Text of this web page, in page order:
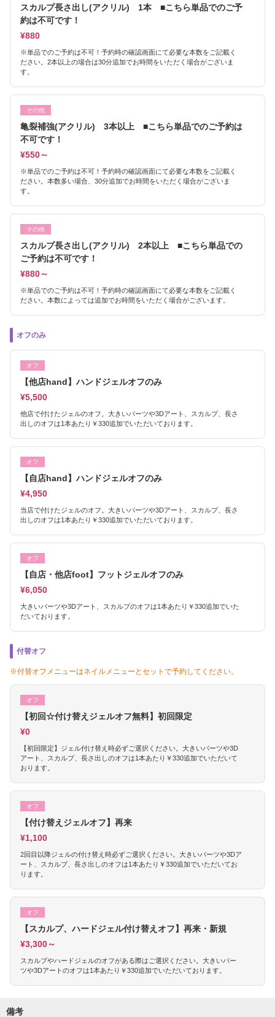
スカルプ長さ出し(アクリル) 1本 ■こちら単品でのご予
約は不可です！
¥880
※単品でのご予約は不可！予約時の確認画面にて必要な本数をご記載く
ださい。2本以上の場合は30分追加でお時間をいただく場合がございま
す。
その他
亀裂補強(アクリル) 3本以上 ■こちら単品でのご予約は
不可です！
¥550～
※単品でのご予約は不可！予約時の確認画面にて必要な本数をご記載く
ださい。本数多い場合、30分追加でお時間をいただく場合がございま
す。
その他
スカルプ長さ出し(アクリル) 2本以上 ■こちら単品での
ご予約は不可です！
¥880～
※単品でのご予約は不可！予約時の確認画面にて必要な本数をご記載く
ださい。本数によっては追加でお時間をいただく場合がございます。
オフのみ
オフ
【他店hand】ハンドジェルオフのみ
¥5,500
他店で付けたジェルのオフ。大きいパーツや3Dアート、スカルプ、長さ
出しのオフは1本あたり￥330追加でいただいております。
オフ
【自店hand】ハンドジェルオフのみ
¥4,950
当店で付けたジェルのオフ。大きいパーツや3Dアート、スカルプ、長さ
出しのオフは1本あたり￥330追加でいただいております。
オフ
【自店・他店foot】フットジェルオフのみ
¥6,050
大きいパーツや3Dアート、スカルプのオフは1本あたり￥330追加でいた
だいております。
付替オフ
※付替オフメニューはネイルメニューとセットで予約してください。
オフ
【初回☆付け替えジェルオフ無料】初回限定
¥0
【初回限定】ジェル付け替え時必ずご選択ください。大きいパーツや3D
アート、スカルプ、長さ出しのオフは1本あたり￥330追加でいただいて
おります。
オフ
【付け替えジェルオフ】再来
¥1,100
2回目以降ジェルの付け替え時必ずご選択ください。大きいパーツや3Dア
ート、スカルプ、長さ出しのオフは1本あたり￥330追加でいただいてお
ります。
オフ
【スカルプ、ハードジェル付け替えオフ】再来・新規
¥3,300～
スカルプやハードジェルのオフがある際はご選択ください。大きいパー
ツや3Dアートのオフは1本あたり￥330追加でいただいております。
備考